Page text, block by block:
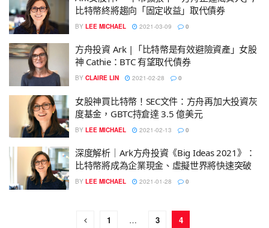
比特幣終將趨向「固定收益」取代債券
BY LEE MICHAEL 2021-03-09 0
方舟投資 Ark |「比特幣是有效避險資產」女股
神 Cathie：BTC 有望取代債券
BY CLAIRE LIN 2021-02-28 0
女股神買比特幣！SEC文件：方舟再加大投資灰
度基金，GBTC持倉達 3.5 億美元
BY LEE MICHAEL 2021-02-13 0
深度解析｜Ark方舟投資《Big Ideas 2021》：
比特幣將成為企業現金、虛擬世界將快速突破
BY LEE MICHAEL 2021-01-28 0
1 … 3 4